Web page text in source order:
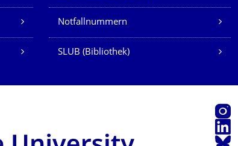
Notfallnummern
SLUB (Bibliothek)